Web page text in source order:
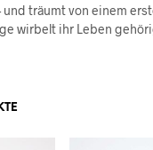
träumt von einem
wirbelt ihr Leben